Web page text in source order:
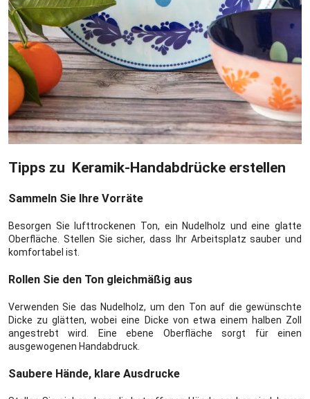
Tipps zu Keramik-Handabdrücke erstellen
Sammeln Sie Ihre Vorräte
Besorgen Sie lufttrockenen Ton, ein Nudelholz und eine glatte
Oberfläche. Stellen Sie sicher, dass Ihr Arbeitsplatz sauber und
komfortabel ist.
Rollen Sie den Ton gleichmäßig aus
Verwenden Sie das Nudelholz, um den Ton auf die gewünschte
Dicke zu glätten, wobei eine Dicke von etwa einem halben Zoll
angestrebt wird. Eine ebene Oberfläche sorgt für einen
ausgewogenen Handabdruck.
Saubere Hände, klare Ausdrucke